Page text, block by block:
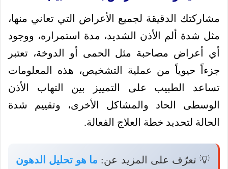
مشاركتك الدقيقة لجميع الأعراض التي تعاني منها،
مثل شدة ألم الأذن الشديد، مدة استمراره، ووجود
أي أعراض مصاحبة مثل الحمى أو الدوخة، تعتبر
جزءاً حيوياً من عملية التشخيص، هذه المعلومات
تساعد الطبيب على التمييز بين التهاب الأذن
الوسطى الحاد والمشاكل الأخرى، وتقييم شدة
الحالة لتحديد خطة العلاج الفعالة.
💡 تعرّف على المزيد عن: ما هو تحليل الدهون